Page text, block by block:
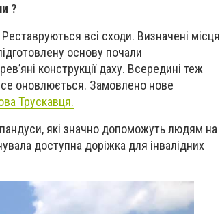
?
Реставруються всі сходи. Визначені місця
основу почали
конструкції даху. Всередині теж
оновлюється. Замовлено нове
Трускавця.
які значно допоможуть людям на
доступна доріжка для інвалідних